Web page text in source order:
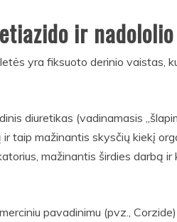
ir
yra fiksuoto derinio vaistas,
diuretikas (vadinamasis
taip mažinantis skysčių kiekį
mažinantis širdies darbą ir
pavadinimu (pvz.,